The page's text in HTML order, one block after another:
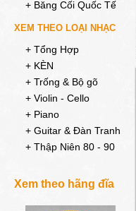
+ Băng Cối Quốc Tế
XEM THEO LOẠI NHẠC
+ Tổng Hợp
+ KÈN
+ Trống & Bộ gõ
+ Violin - Cello
+ Piano
+ Guitar & Đàn Tranh
+ Thập Niên 80 - 90
Xem theo hãng đĩa